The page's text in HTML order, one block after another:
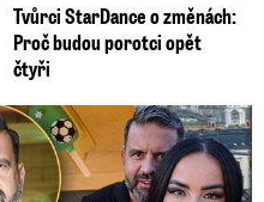
Tvůrci StarDance o změnách:
Proč budou porotci opět
čtyři
přání k narozeninám